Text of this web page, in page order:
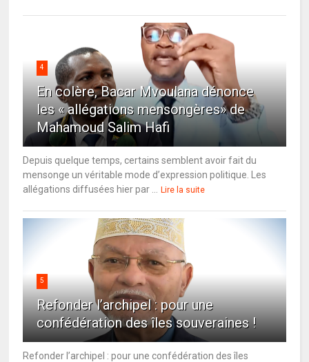
4
En colère, Bacar Mvoulana dénonce
les « allégations mensongères» de
Mahamoud Salim Hafi
Depuis quelque temps, certains semblent avoir fait du
mensonge un véritable mode d’expression politique. Les
allégations diffusées hier par ...
Lire la suite
5
Refonder l’archipel : pour une
confédération des îles souveraines !
Refonder l’archipel : pour une confédération des îles